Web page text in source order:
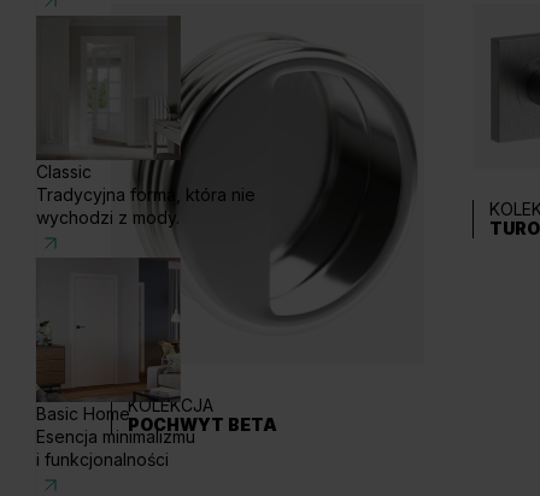
Classic
Tradycyjna forma, która nie
wychodzi z mody.
Basic Home
Esencja minimalizmu
i funkcjonalności
KOLEKCJA
POCHWYT BETA
TURO